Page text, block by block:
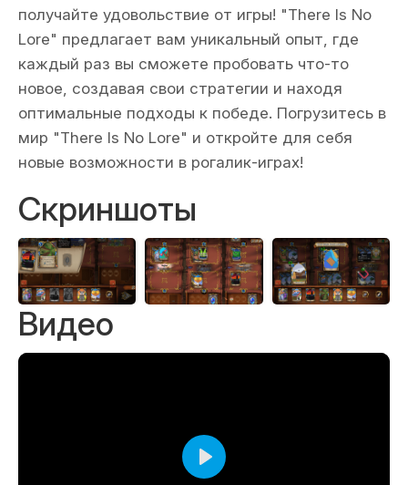
получайте удовольствие от игры! "There Is No
Lore" предлагает вам уникальный опыт, где
каждый раз вы сможете пробовать что-то
новое, создавая свои стратегии и находя
оптимальные подходы к победе. Погрузитесь в
мир "There Is No Lore" и откройте для себя
новые возможности в рогалик-играх!
Скриншоты
Видео
Воспроизвести